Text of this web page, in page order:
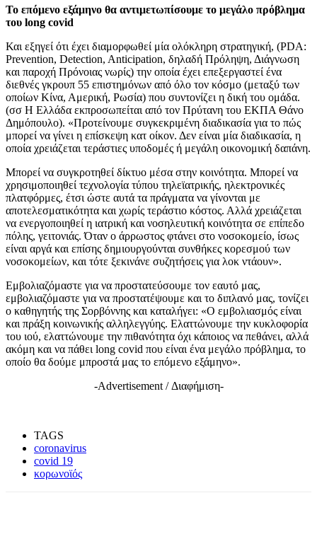
Το επόμενο εξάμηνο θα αντιμετωπίσουμε το μεγάλο πρόβλημα
του long covid
Και εξηγεί ότι έχει διαμορφωθεί μία ολόκληρη στρατηγική, (PDA:
Prevention, Detection, Anticipation, δηλαδή Πρόληψη, Διάγνωση
και παροχή Πρόνοιας νωρίς) την οποία έχει επεξεργαστεί ένα
διεθνές γκρουπ 55 επιστημόνων από όλο τον κόσμο (μεταξύ των
οποίων Κίνα, Αμερική, Ρωσία) που συντονίζει η δική του ομάδα.
(σσ Η Ελλάδα εκπροσωπείται από τον Πρύτανη του ΕΚΠΑ Θάνο
Δημόπουλο). «Προτείνουμε συγκεκριμένη διαδικασία για το πώς
μπορεί να γίνει η επίσκεψη κατ οίκον. Δεν είναι μία διαδικασία, η
οποία χρειάζεται τεράστιες υποδομές ή μεγάλη οικονομική δαπάνη.
Μπορεί να συγκροτηθεί δίκτυο μέσα στην κοινότητα. Μπορεί να
χρησιμοποιηθεί τεχνολογία τύπου τηλεϊατρικής, ηλεκτρονικές
πλατφόρμες, έτσι ώστε αυτά τα πράγματα να γίνονται με
αποτελεσματικότητα και χωρίς τεράστιο κόστος. Αλλά χρειάζεται
να ενεργοποιηθεί η ιατρική και νοσηλευτική κοινότητα σε επίπεδο
πόλης, γειτονιάς. Όταν ο άρρωστος φτάνει στο νοσοκομείο, ίσως
είναι αργά και επίσης δημιουργούνται συνθήκες κορεσμού των
νοσοκομείων, και τότε ξεκινάνε συζητήσεις για λοκ ντάουν».
Εμβολιαζόμαστε για να προστατεύσουμε τον εαυτό μας,
εμβολιαζόμαστε για να προστατέψουμε και το διπλανό μας, τονίζει
ο καθηγητής της Σορβόννης και καταλήγει: «Ο εμβολιασμός είναι
και πράξη κοινωνικής αλληλεγγύης. Ελαττώνουμε την κυκλοφορία
του ιού, ελαττώνουμε την πιθανότητα όχι κάποιος να πεθάνει, αλλά
ακόμη και να πάθει long covid που είναι ένα μεγάλο πρόβλημα, το
οποίο θα δούμε μπροστά μας το επόμενο εξάμηνο».
-Advertisement / Διαφήμιση-
TAGS
coronavirus
covid 19
κορωνοϊός